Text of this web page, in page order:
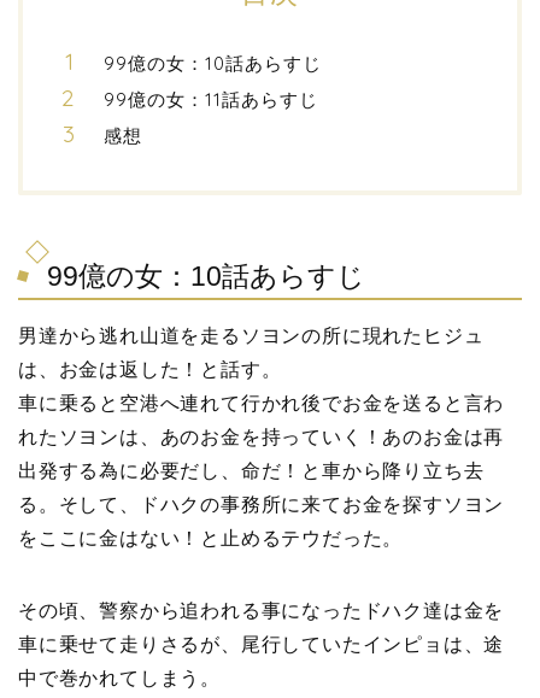
99億の女：10話あらすじ
99億の女：11話あらすじ
感想
99億の女：10話あらすじ
男達から逃れ山道を走るソヨンの所に現れたヒジュ
は、お金は返した！と話す。
車に乗ると空港へ連れて行かれ後でお金を送ると言わ
れたソヨンは、あのお金を持っていく！あのお金は再
出発する為に必要だし、命だ！と車から降り立ち去
る。そして、ドハクの事務所に来てお金を探すソヨン
をここに金はない！と止めるテウだった。
その頃、警察から追われる事になったドハク達は金を
車に乗せて走りさるが、尾行していたインピョは、途
中で巻かれてしまう。